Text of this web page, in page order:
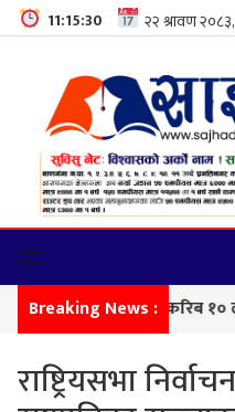
11:15:31
Breaking News :
राष्ट्रियसभा